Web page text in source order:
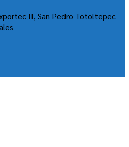
II, San Pedro Totoltepec